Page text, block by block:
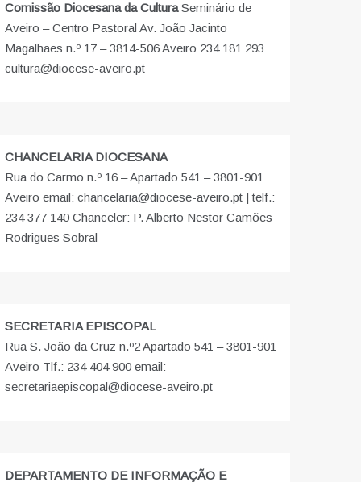
Comissão Diocesana da CulturaSeminário de
Aveiro – Centro Pastoral Av. João Jacinto
Magalhaes n.º 17 – 3814-506 Aveiro 234 181 293
cultura@diocese-aveiro.pt
CHANCELARIA DIOCESANA
Rua do Carmo n.º 16 – Apartado 541 – 3801-901
Aveiro email: chancelaria@diocese-aveiro.pt | telf.:
234 377 140 Chanceler: P. Alberto Nestor Camões
Rodrigues Sobral
SECRETARIA EPISCOPAL
Rua S. João da Cruz n.º2 Apartado 541 – 3801-901
Aveiro Tlf.: 234 404 900 email:
secretariaepiscopal@diocese-aveiro.pt
DEPARTAMENTO DE INFORMAÇÃO E